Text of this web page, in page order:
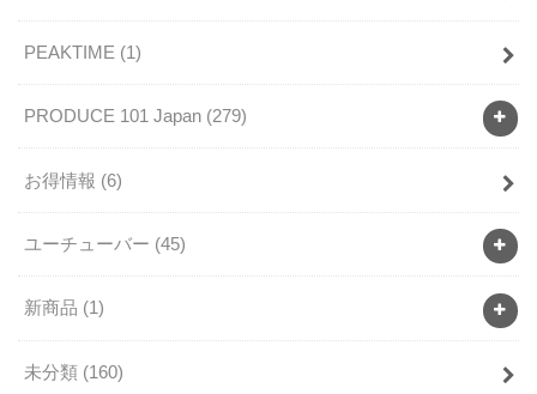
PEAKTIME (1)
PRODUCE 101 Japan (279)
お得情報 (6)
ユーチューバー (45)
新商品 (1)
未分類 (160)